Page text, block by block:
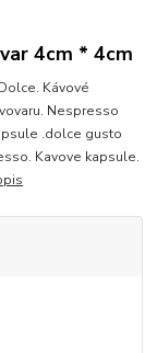
4cm * 4cm
Kávové
Nespresso
.dolce gusto
Kavove kapsule.